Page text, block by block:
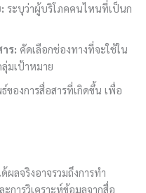
ระบุว่าผู้บริโภคคนไหนที่เป็นก
ร: คัดเลือกช่องทางที่จะใช้ใน
มเป้าหมาย
ของการสื่อสารที่เกิดขึ้น เพื่อ
ผลจริงอาจรวมถึงการทำ
การวิเคราะห์ข้อมูลจากสื่อ